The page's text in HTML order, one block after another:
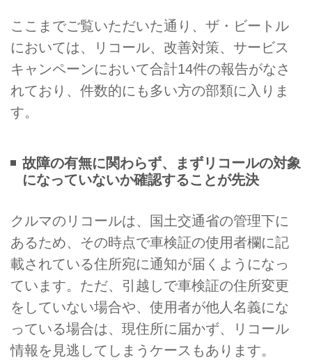
ここまでご覧いただいた通り、ザ・ビートル
においては、リコール、改善対策、サービス
キャンペーンにおいて合計14件の報告がなさ
れており、件数的にも多い方の部類に入りま
す。
故障の有無に関わらず、まずリコールの対象
になっていないか確認することが先決
クルマのリコールは、国土交通省の管理下に
あるため、その時点で車検証の使用者欄に記
載されている住所宛に通知が届くようになっ
ています。ただ、引越しで車検証の住所変更
をしていない場合や、使用者が他人名義にな
っている場合は、現住所に届かず、リコール
情報を見逃してしまうケースもあります。